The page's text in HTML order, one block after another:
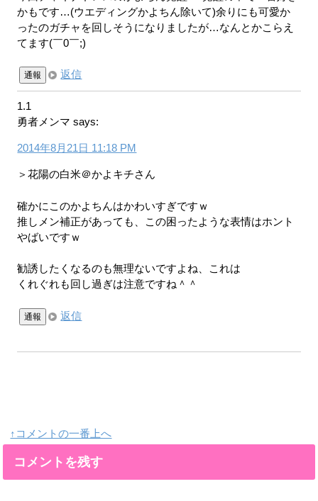
かもです…(ウエディングかよちん除いて)余りにも可愛か
ったのガチャを回しそうになりましたが…なんとかこらえ
てます(￣0￣;)
通報 返信
1.1
勇者メンマ says:
2014年8月21日 11:18 PM
＞花陽の白米＠かよキチさん
確かにこのかよちんはかわいすぎですｗ
推しメン補正があっても、この困ったような表情はホント
やばいですｗ
勧誘したくなるのも無理ないですよね、これは
くれぐれも回し過ぎは注意ですね＾＾
通報 返信
↑コメントの一番上へ
コメントを残す